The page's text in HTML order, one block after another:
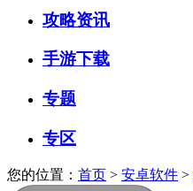
攻略资讯
手游下载
专题
专区
您的位置： 首页 > 安卓软件 >